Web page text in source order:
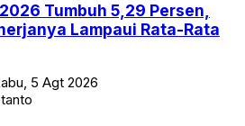
Tumbuh 5,29 Persen,
Lampaui Rata-Rata
5 Agt 2026